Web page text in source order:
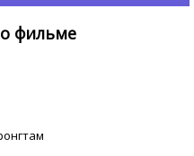
фильме